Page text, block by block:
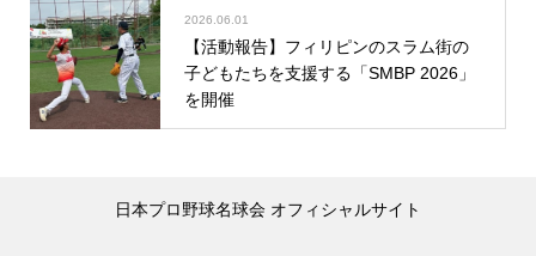
2026.06.01
【活動報告】フィリピンのスラム街の
子どもたちを支援する「SMBP 2026」
を開催
日本プロ野球名球会 オフィシャルサイト